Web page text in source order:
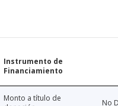
Instrumento de
Financiamiento
Monto a título de
No